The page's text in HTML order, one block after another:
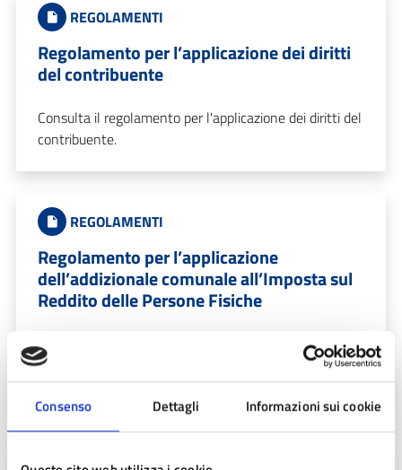
Consenso Dettagli Informazioni sui cookie
REGOLAMENTI
Regolamento per l’applicazione dei diritti
del contribuente
Consulta il regolamento per l'applicazione dei diritti del
contribuente.
REGOLAMENTI
Regolamento per l’applicazione
dell’addizionale comunale all’Imposta sul
Reddito delle Persone Fisiche
Consulta il regolamento per l'applicazione
dell'addizionale comunale all'Imposta sul Reddito delle
Persone Fisiche.